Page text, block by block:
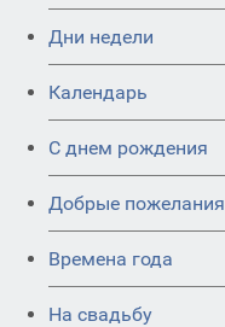
Дни недели
Календарь
C днем рождения
Добрые пожелания
Времена года
На свадьбу